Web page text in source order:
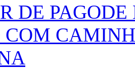
DE
COM